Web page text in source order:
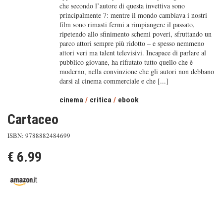
che secondo l’autore di questa invettiva sono
principalmente 7: mentre il mondo cambiava i nostri
film sono rimasti fermi a rimpiangere il passato,
ripetendo allo sfinimento schemi poveri, sfruttando un
parco attori sempre più ridotto – e spesso nemmeno
attori veri ma talent televisivi. Incapace di parlare al
pubblico giovane, ha rifiutato tutto quello che è
moderno, nella convinzione che gli autori non debbano
darsi al cinema commerciale e che [...]
cinema / critica / ebook
Cartaceo
ISBN: 9788882484699
€ 6.99